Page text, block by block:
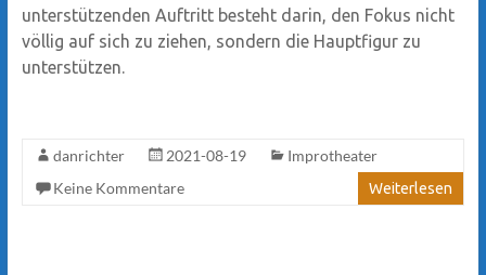
unterstützenden Auftritt besteht darin, den Fokus nicht
völlig auf sich zu ziehen, sondern die Hauptfigur zu
unterstützen.
danrichter 2021-08-19
Improtheater
Keine Kommentare
Weiterlesen